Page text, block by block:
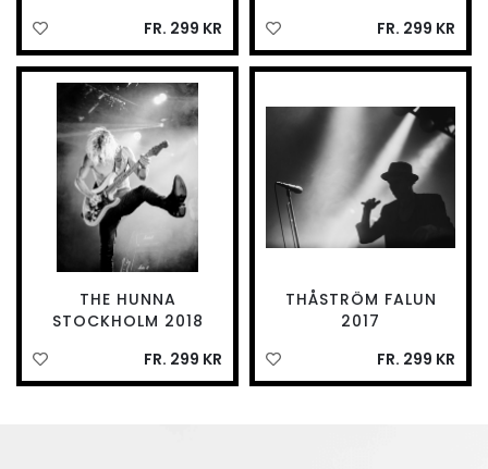
FR. 299 KR
FR. 299 KR
THE HUNNA
STOCKHOLM 2018
FR. 299 KR
THÅSTRÖM FALUN
2017
FR. 299 KR